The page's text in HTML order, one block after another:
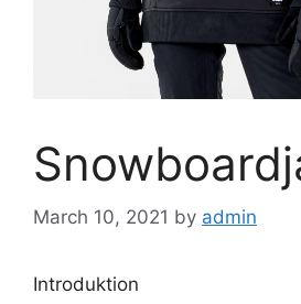
March 10, 2021 by admin
Introduktion